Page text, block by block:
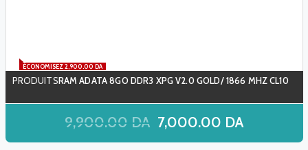
ÉCONOMISEZ 2,900.00 DA
RAM ADATA 8GO DDR3 XPG V2.0 GOLD/ 1866 MHZ CL10
9,900.00 DA 7,000.00 DA